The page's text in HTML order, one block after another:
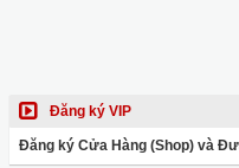
Đăng ký VIP
Đăng ký Cửa Hàng (Shop) và